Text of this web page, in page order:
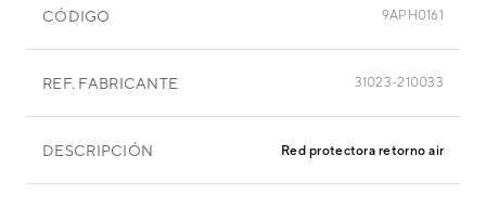
CÓDIGO 9APH0161
REF. FABRICANTE 31023-210033
DESCRIPCIÓN Red protectora retorno aire